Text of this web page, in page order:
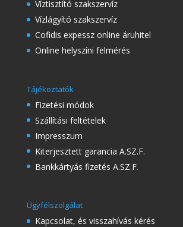
Víztisztító szakszervíz
Vízlágyító szakszervíz
Cofidis expessz online áruhitel
Online helyszíni felmérés
Tájékoztatók
Fizetési módok
Szállítási feltételek
Impresszum
Kiterjesztett garancia A.SZ.F.
Bankkártyás fizetés A.SZ.F.
Ügyfélszolgálat
Kapcsolat, és visszahívás kérés